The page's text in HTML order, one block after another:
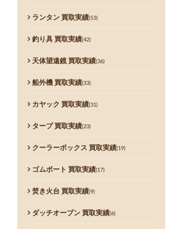
ランタン 買取実績(53)
釣り具 買取実績(42)
天体望遠鏡 買取実績(36)
船外機 買取実績(33)
カヤック 買取実績(31)
タープ 買取実績(23)
クーラーボックス 買取実績(19)
ゴムボート 買取実績(17)
焚き火台 買取実績(9)
ダッチオーブン 買取実績(6)